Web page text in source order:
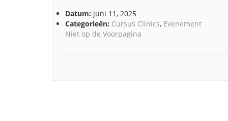
Datum: juni 11, 2025
Categorieën: Cursus Clinics, Evenement
Niet op de Voorpagina